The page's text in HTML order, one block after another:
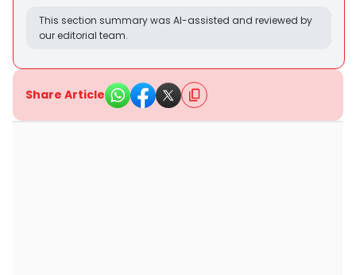
This section summary was AI-assisted and reviewed by
our editorial team.
Share Article